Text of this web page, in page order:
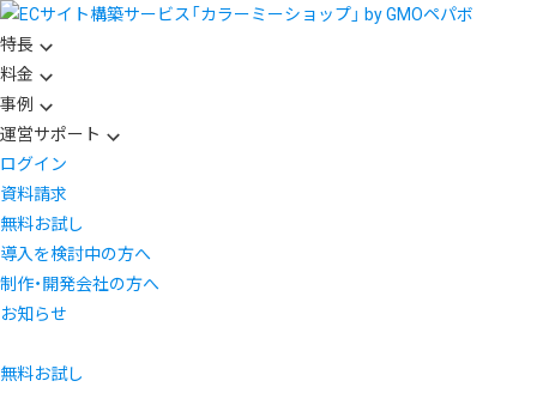
特長
料金
事例
運営サポート
ログイン
資料請求
無料お試し
導入を検討中の方へ
制作・開発会社の方へ
お知らせ
無料お試し